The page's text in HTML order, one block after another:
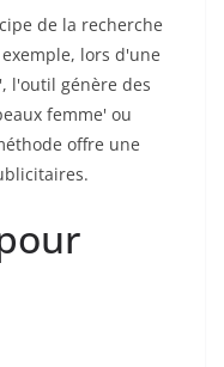
de la recherche
lors d'une
l'outil génère des
femme' ou
offre une